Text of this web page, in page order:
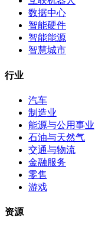
数据中心
智能硬件
智能能源
智慧城市
行业
汽车
制造业
能源与公用事业
石油与天然气
交通与物流
金融服务
零售
游戏
资源